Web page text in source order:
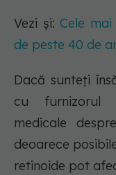
Vezi și: Cele
de peste 40 de
Dacă sunteți
cu furnizorul
medicale
deoarece
retinoide pot